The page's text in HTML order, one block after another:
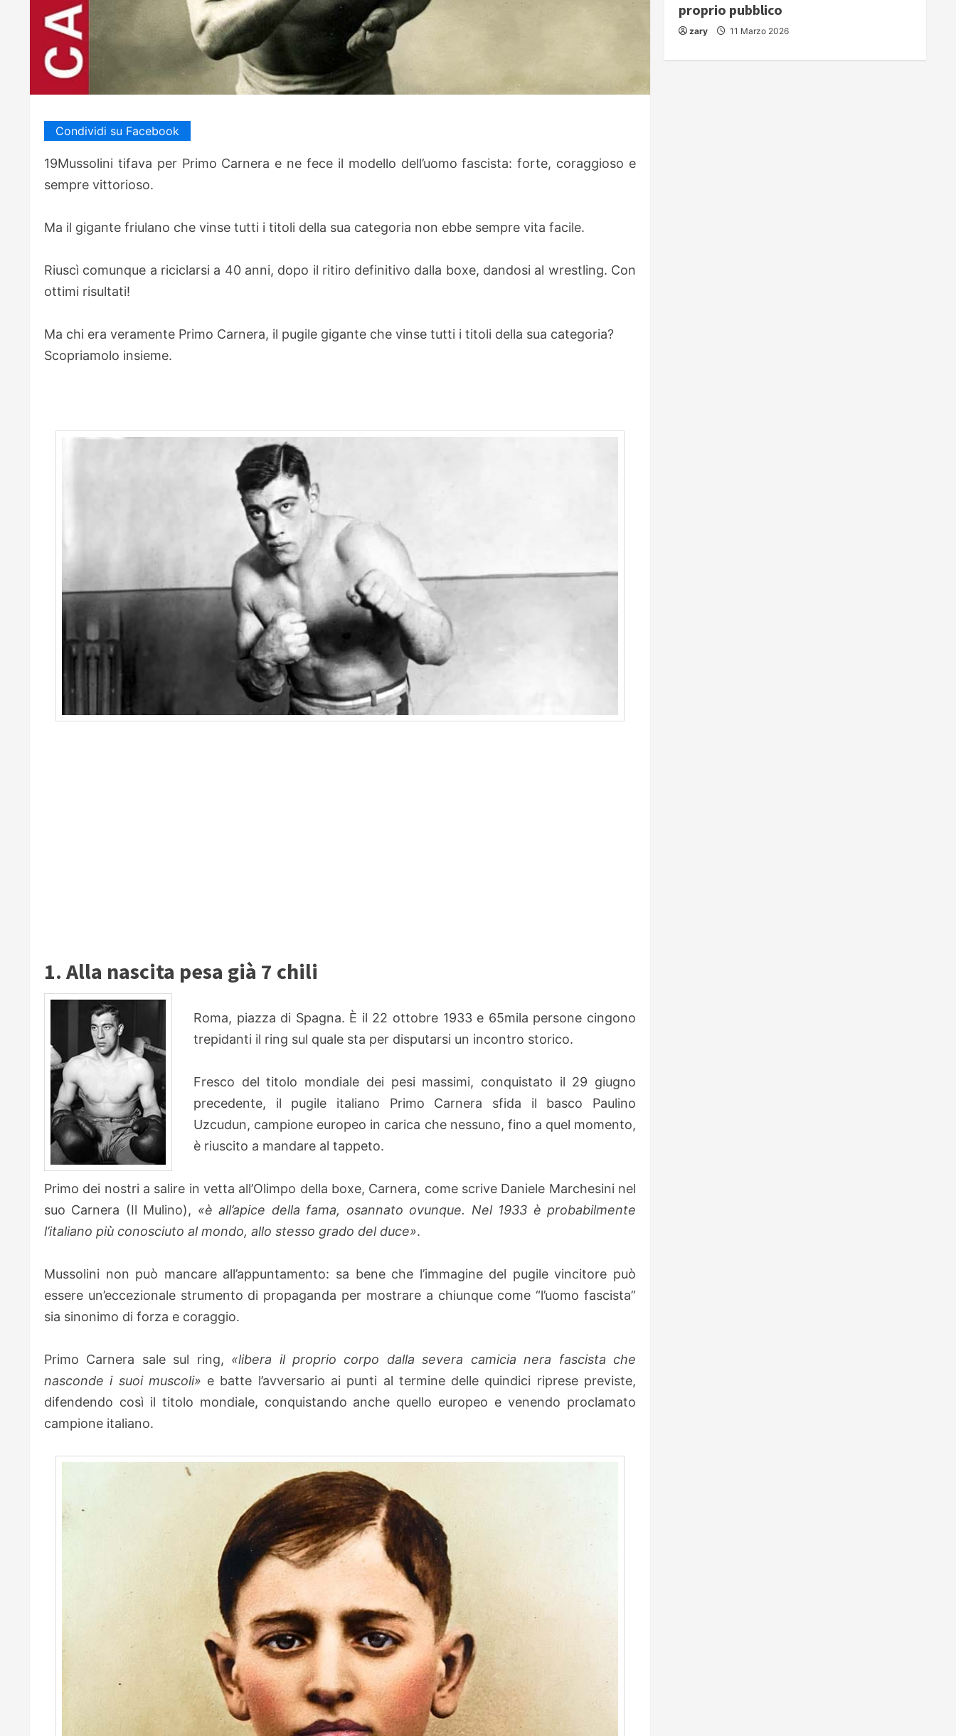
Condividi su Facebook
19Mussolini tifava per Primo Carnera e ne fece il modello dell’uomo fascista: forte, coraggioso e
sempre vittorioso.
Ma il gigante friulano che vinse tutti i titoli della sua categoria non ebbe sempre vita facile.
Riuscì comunque a riciclarsi a 40 anni, dopo il ritiro definitivo dalla boxe, dandosi al wrestling. Con
ottimi risultati!
Ma chi era veramente Primo Carnera, il pugile gigante che vinse tutti i titoli della sua categoria?
Scopriamolo insieme.
1. Alla nascita pesa già 7 chili
Roma, piazza di Spagna. È il 22 ottobre 1933 e 65mila persone cingono
trepidanti il ring sul quale sta per disputarsi un incontro storico.
Fresco del titolo mondiale dei pesi massimi, conquistato il 29 giugno
precedente, il pugile italiano Primo Carnera sfida il basco Paulino
Uzcudun, campione europeo in carica che nessuno, fino a quel momento,
è riuscito a mandare al tappeto.
Primo dei nostri a salire in vetta all’Olimpo della boxe, Carnera, come scrive Daniele Marchesini nel
suo Carnera (Il Mulino), «è all’apice della fama, osannato ovunque. Nel 1933 è probabilmente
l’italiano più conosciuto al mondo, allo stesso grado del duce».
Mussolini non può mancare all’appuntamento: sa bene che l’immagine del pugile vincitore può
essere un’eccezionale strumento di propaganda per mostrare a chiunque come “l’uomo fascista”
sia sinonimo di forza e coraggio.
Primo Carnera sale sul ring, «libera il proprio corpo dalla severa camicia nera fascista che
nasconde i suoi muscoli» e batte l’avversario ai punti al termine delle quindici riprese previste,
difendendo così il titolo mondiale, conquistando anche quello europeo e venendo proclamato
campione italiano.
proprio pubblico
zary 11 Marzo 2026